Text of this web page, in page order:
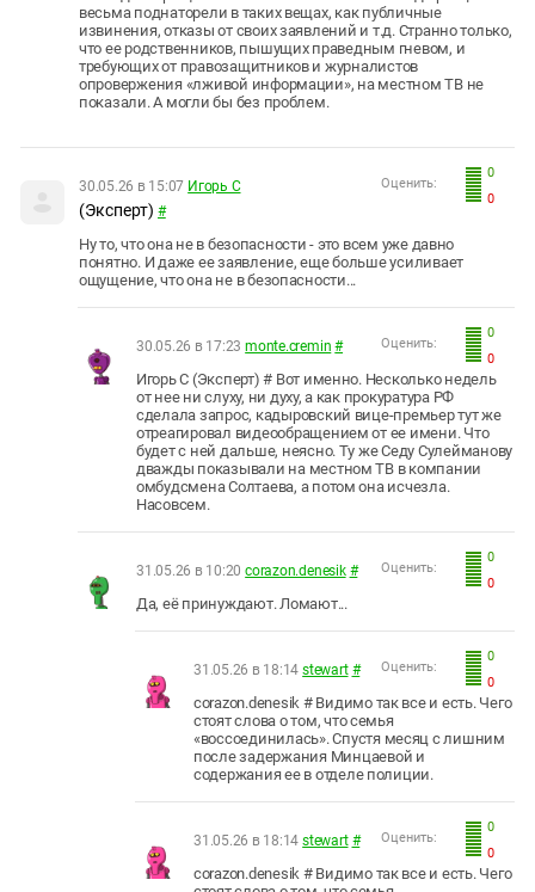
весьма поднаторели в таких вещах, как публичные
извинения, отказы от своих заявлений и т.д. Странно только,
что ее родственников, пышущих праведным гневом, и
требующих от правозащитников и журналистов
опровержения «лживой информации», на местном ТВ не
показали. А могли бы без проблем.
0
0
Оценить:
30.05.26 в 15:07 Игорь С
(Эксперт) #
Ну то, что она не в безопасности - это всем уже давно
понятно. И даже ее заявление, еще больше усиливает
ощущение, что она не в безопасности...
0
0
Оценить:
30.05.26 в 17:23 monte.cremin #
Игорь С (Эксперт) # Вот именно. Несколько недель
от нее ни слуху, ни духу, а как прокуратура РФ
сделала запрос, кадыровский вице-премьер тут же
отреагировал видеообращением от ее имени. Что
будет с ней дальше, неясно. Ту же Седу Сулейманову
дважды показывали на местном ТВ в компании
омбудсмена Солтаева, а потом она исчезла.
Насовсем.
0
0
Оценить:
31.05.26 в 10:20 corazon.denesik #
Да, её принуждают. Ломают...
0
0
Оценить:
31.05.26 в 18:14 stewart #
corazon.denesik # Видимо так все и есть. Чего
стоят слова о том, что семья
«воссоединилась». Спустя месяц с лишним
после задержания Минцаевой и
содержания ее в отделе полиции.
0
0
Оценить:
31.05.26 в 18:14 stewart #
corazon.denesik # Видимо так все и есть. Чего